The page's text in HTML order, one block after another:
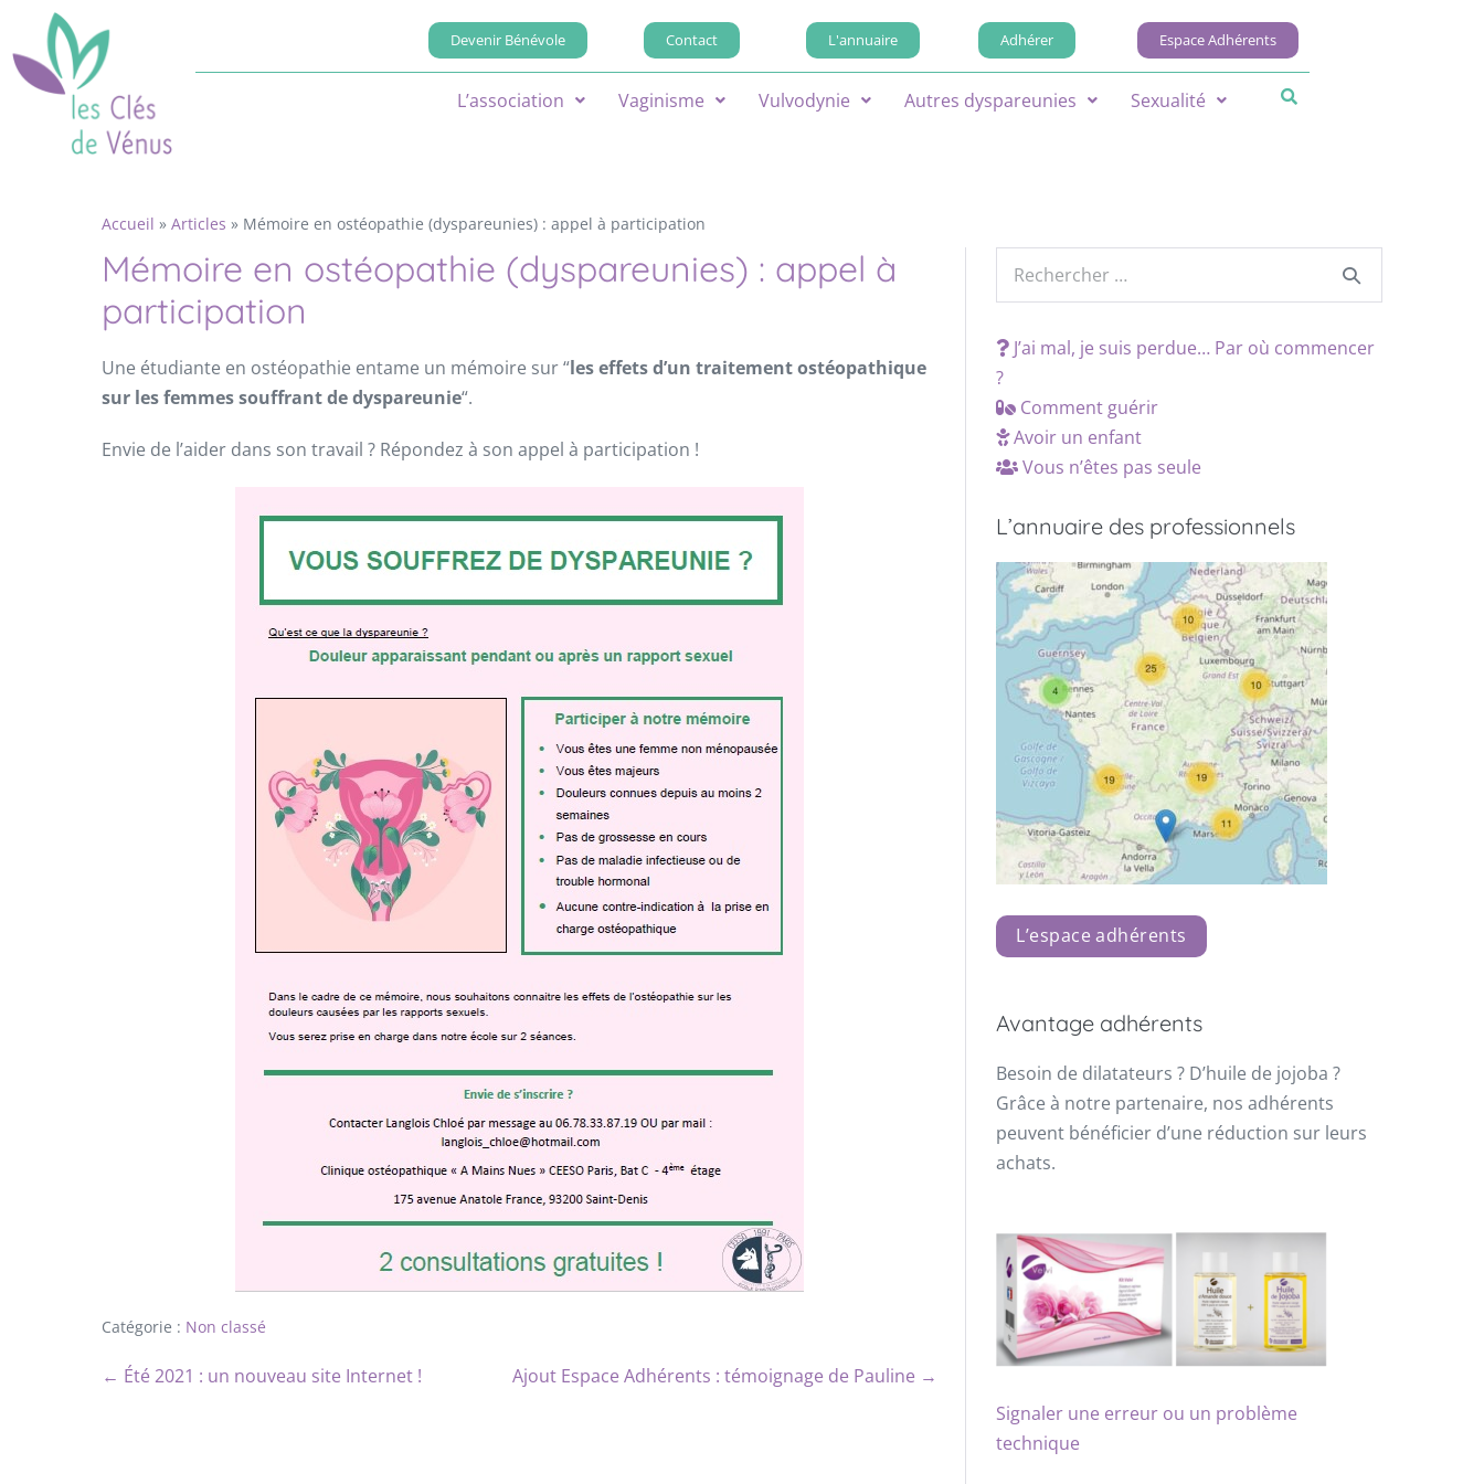
Devenir Bénévole Contact L'annuaire Adhérer Espace Adhérents
L’association Vaginisme Vulvodynie Autres dyspareunies Sexualité
Accueil » Articles » Mémoire en ostéopathie (dyspareunies) : appel à participation
Mémoire en ostéopathie (dyspareunies) : appel à
participation
Une étudiante en ostéopathie entame un mémoire sur “les effets d’un traitement ostéopathique
sur les femmes souffrant de dyspareunie“.
Envie de l’aider dans son travail ? Répondez à son appel à participation !
Catégorie : Non classé
← Été 2021 : un nouveau site Internet ! Ajout Espace Adhérents : témoignage de Pauline →
J’ai mal, je suis perdue… Par où commencer
?
Comment guérir
Avoir un enfant
Vous n’êtes pas seule
L’annuaire des professionnels
L’espace adhérents
Avantage adhérents
Besoin de dilatateurs ? D’huile de jojoba ?
Grâce à notre partenaire, nos adhérents
peuvent bénéficier d’une réduction sur leurs
achats.
Signaler une erreur ou un problème
technique